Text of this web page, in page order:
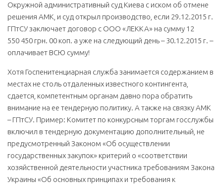
Окружной административный суд Киева с иском об отмене
решения АМК, и суд открыл производство, если 29.12.2015 г.
ГПтСУ заключает договор с ООО «ЛEKKA» на сумму 12
550 450 грн. 00 коп. а уже на следующий день – 30.12.2015 г. –
оплачивает ВСЮ сумму!
Хотя Госпенитенциарная служба занимается содержанием в
местах не столь отдаленных известного контингента,
сдается, компетентным органам давно пора обратить
внимание на ее тендерную политику. А также на связку АМК
– ГПтСУ. Пример: Комитет по конкурсным торгам госслужбы
включил в тендерную документацию дополнительный, не
предусмотренный Законом «Об осуществлении
государственных закупок» критерий о «соответствии
хозяйственной деятельности участника требованиям Закона
Украины «Об основных принципах и требования к